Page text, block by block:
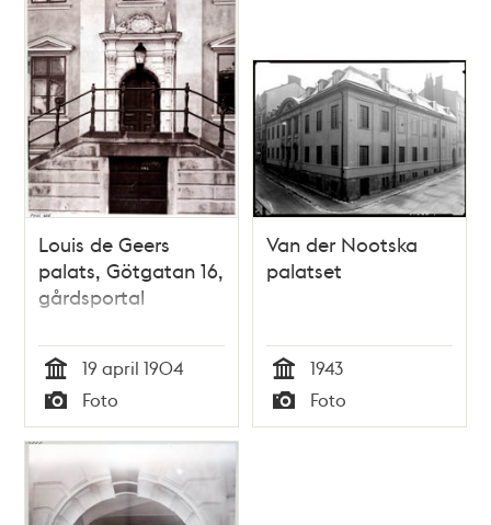
Louis de Geers
palats, Götgatan 16,
gårdsportal
Tid
19 april 1904
Typ
Foto
Van der Nootska
palatset
Tid
1943
Typ
Foto